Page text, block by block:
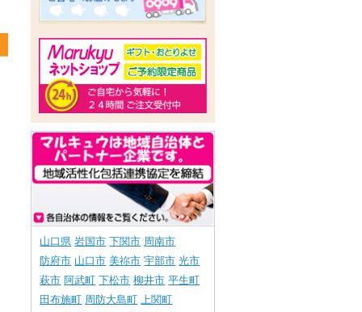
山口県 岩国市 下関市 周南市
防府市 山口市 美祢市 宇部市 光市
萩市 阿武町 下松市 柳井市 平生町
田布施町 周防大島町 上関町